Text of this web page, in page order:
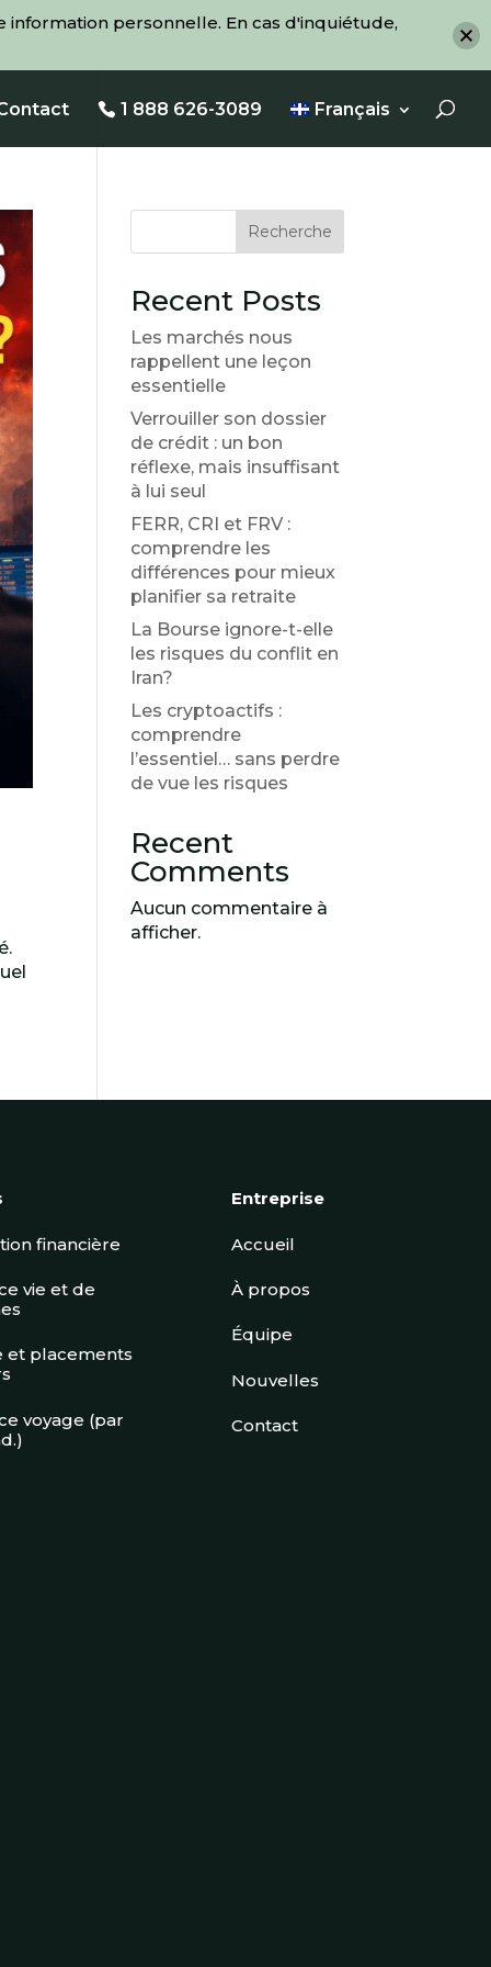
1 888 626-3089 Français
Recherche
Recent Posts
Les marchés nous
rappellent une leçon
essentielle
Verrouiller son dossier
de crédit : un bon
réflexe, mais insuffisant
à lui seul
FERR, CRI et FRV :
comprendre les
différences pour mieux
planifier sa retraite
La Bourse ignore-t-elle
les risques du conflit en
Iran?
Les cryptoactifs :
comprendre
l’essentiel… sans perdre
de vue les risques
Recent
Comments
Aucun commentaire à
afficher.
financière
vie et de
et placements
voyage (par
Entreprise
Accueil
À propos
Équipe
Nouvelles
Contact
personnelle. En cas d'inquiétude,